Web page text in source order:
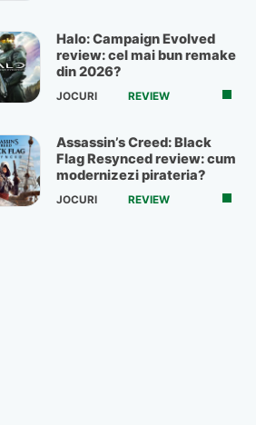
Halo: Campaign Evolved
review: cel mai bun remake
din 2026?
JOCURI REVIEW
Assassin’s Creed: Black
Flag Resynced review: cum
modernizezi pirateria?
JOCURI REVIEW